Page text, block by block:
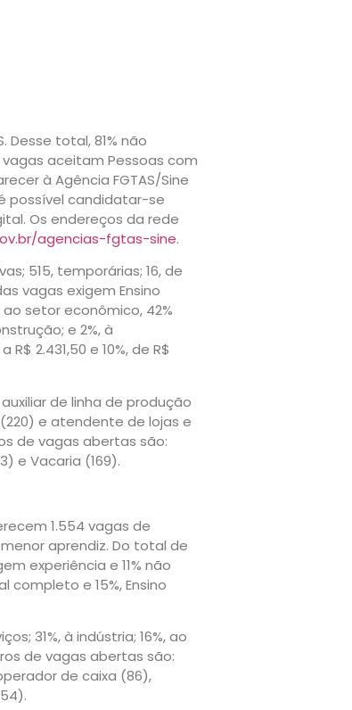
Desse total, 81% não
vagas aceitam Pessoas com
à Agência FGTAS/Sine
possível candidatar-se
Os endereços da rede
agencias-fgtas-sine.
515, temporárias; 16, de
vagas exigem Ensino
setor econômico, 42%
e 2%, à
2.431,50 e 10%, de R$
de linha de produção
e atendente de lojas e
de vagas abertas são:
e Vacaria (169).
1.554 vagas de
aprendiz. Do total de
experiência e 11% não
completo e 15%, Ensino
31%, à indústria; 16%, ao
de vagas abertas são:
de caixa (86),